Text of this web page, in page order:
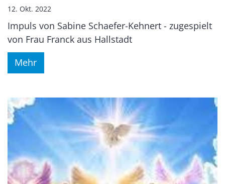
12. Okt. 2022
Impuls von Sabine Schaefer-Kehnert - zugespielt
von Frau Franck aus Hallstadt
Mehr